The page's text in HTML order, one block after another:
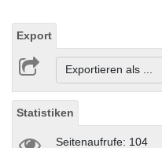
Export
Exportieren als ...
Statistiken
Seitenaufrufe: 104